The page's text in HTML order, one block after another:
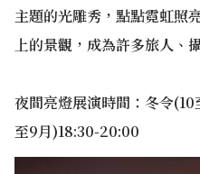
主題的光雕秀，點點霓虹照
上的景觀，成為許多旅人、
夜間亮燈展演時間：冬令
至9月)18:30-20:00